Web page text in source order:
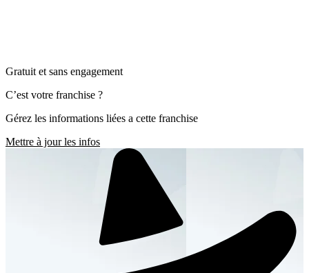
Gratuit et sans engagement
C’est votre franchise ?
Gérez les informations liées a cette franchise
Mettre à jour les infos